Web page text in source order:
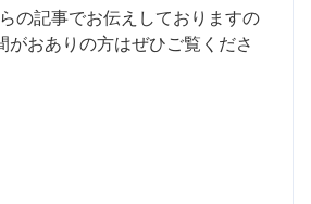
の記事でお伝えしておりますの
がおありの方はぜひご覧くださ